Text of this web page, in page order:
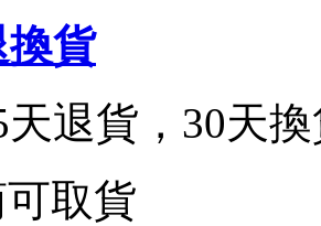
換貨
天退貨，30天
取貨